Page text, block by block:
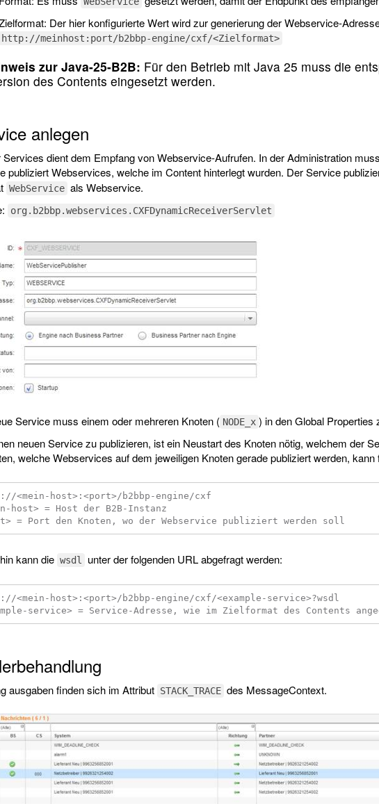
Der hier konfigurierte Wert wird zur generierung der Webservice-
http://meinhost:port/b2bbp-engine/cxf/<Zielformat>
zur Java-25-B2B: Für den Betrieb mit Java 25 muss die
des Contents eingesetzt werden.
anlegen
Services dient dem Empfang von Webservice-Aufrufen. In der Administration
publiziert Webservices, welche im Content hinterlegt wurden. Der Service
WebService als Webservice.
org.b2bbp.webservices.CXFDynamicReceiverServlet
Service muss einem oder mehreren Knoten ( NODE_x ) in den Global Properties
neuen Service zu publizieren, ist ein Neustart des Knoten nötig, welchem der
welche Webservices auf dem jeweiligen Knoten gerade publiziert werden,
<mein-host>:<port>/b2bbp-engine/cxf
host> = Host der B2B-Instanz
kann die wsdl unter der folgenden URL abgefragt werden:
<mein-host>:<port>/b2bbp-engine/cxf/<example-service>?wsdl
ausgaben finden sich im Attribut STACK_TRACE des MessageContext.